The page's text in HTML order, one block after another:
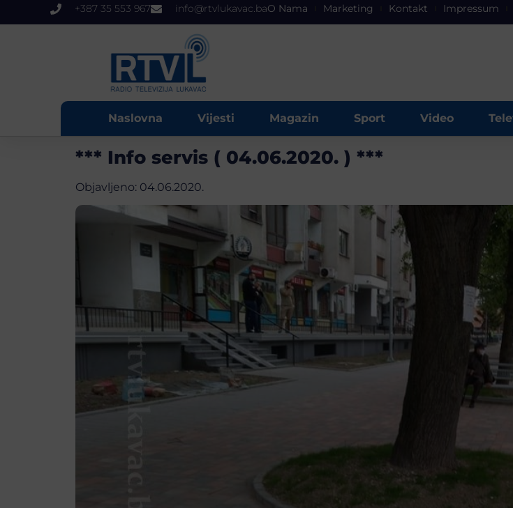
+387 35 553 967 info@rtvlukavac.baO Nama Marketing Kontakt Impressum
Naslovna Vijesti Magazin Sport Video
*** Info servis ( 04.06.2020. ) ***
Objavljeno: 04.06.2020.